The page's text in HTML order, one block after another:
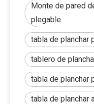
Monte de pared
plegable
tabla de planchar
tablero de
tabla de planchar
tabla de planchar